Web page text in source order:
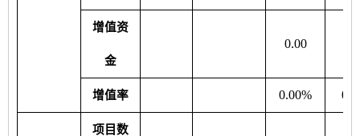
增值资
金
0.00
增值率 0.00%
项目数